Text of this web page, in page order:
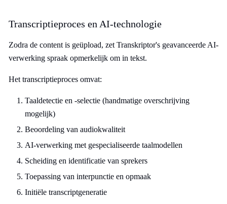
Transcriptieproces en AI-technologie
Zodra de content is geüpload, zet Transkriptor's geavanceerde AI-
verwerking spraak opmerkelijk om in tekst.
Het transcriptieproces omvat:
Taaldetectie en -selectie (handmatige overschrijving
mogelijk)
Beoordeling van audiokwaliteit
AI-verwerking met gespecialiseerde taalmodellen
Scheiding en identificatie van sprekers
Toepassing van interpunctie en opmaak
Initiële transcriptgeneratie